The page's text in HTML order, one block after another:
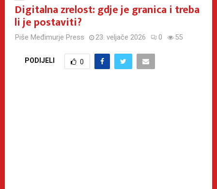
Digitalna zrelost: gdje je granica i treba
li je postaviti?
Piše Međimurje Press 23. veljače 2026 0 55
PODIJELI 0